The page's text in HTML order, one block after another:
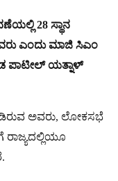
28 ಸ್ಥಾನ
ಎಂದು ಮಾಜಿ ಸಿಎಂ
ಯತ್ನಾಳ್
ಅವರು, ಲೋಕಸಭೆ
ರಾಜ್ಯದಲ್ಲಿಯೂ